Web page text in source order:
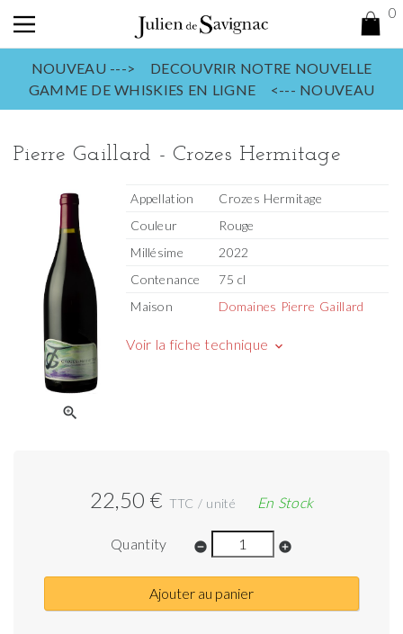
0
NOUVEAU ---> DECOUVRIR NOTRE NOUVELLE
GAMME DE WHISKIES EN LIGNE <--- NOUVEAU
Pierre Gaillard - Crozes Hermitage
zoom_in
Appellation
Crozes Hermitage
Couleur
Rouge
Millésime
2022
Contenance
75 cl
Maison
Domaines Pierre Gaillard
Voir la fiche technique keyboard_arrow_down
22,50 € TTC / unité En Stock
Quantity remove_circle add_circle
Ajouter au panier